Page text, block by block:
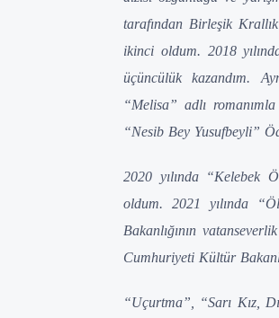
tarafından Birleşik
ikinci oldum. 2018
üçüncülük kazandım.
“Melisa” adlı
“Nesib Bey Yusufbeyli”
2020 yılında “Kelebek
oldum. 2021 yılında
Bakanlığının
Cumhuriyeti Kültür
“Uçurtma”, “Sarı Kız,